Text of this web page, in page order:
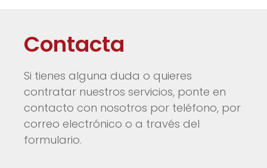
Contacta
Si tienes alguna duda o quieres
contratar nuestros servicios, ponte en
contacto con nosotros por teléfono, por
correo electrónico o a través del
formulario.